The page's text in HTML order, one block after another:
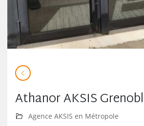
Athanor AKSIS
Agence AKSIS en Métropole